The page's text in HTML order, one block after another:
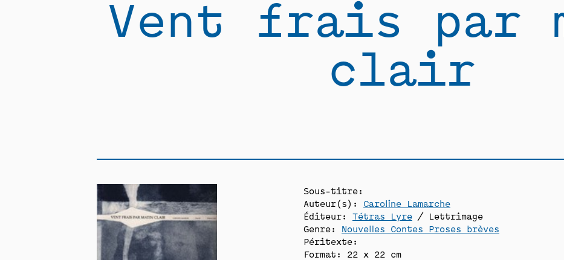
Vent frais par
clair
Sous-titre:
Auteur(s): Caroline Lamarche
Éditeur:Tétras Lyre / Lettrimage
Genre: Nouvelles Contes Proses brèves
Péritexte:
Format: 22 x 22 cm